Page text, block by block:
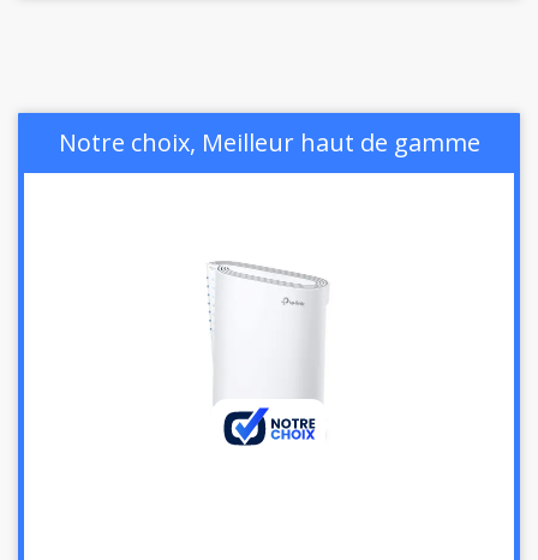
Notre choix, Meilleur haut de gamme